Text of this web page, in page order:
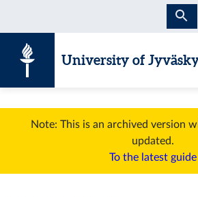
University of
Note: This is an archived version
updated.
To the latest guide